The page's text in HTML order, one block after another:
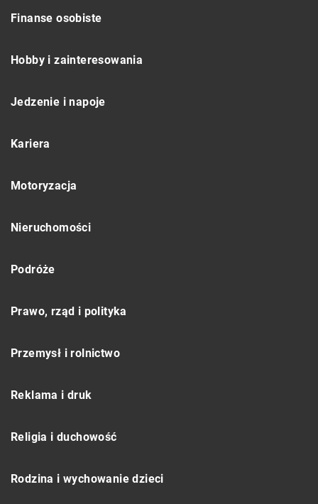
Finanse osobiste
Hobby i zainteresowania
Jedzenie i napoje
Kariera
Motoryzacja
Nieruchomości
Podróże
Prawo, rząd i polityka
Przemysł i rolnictwo
Reklama i druk
Religia i duchowość
Rodzina i wychowanie dzieci